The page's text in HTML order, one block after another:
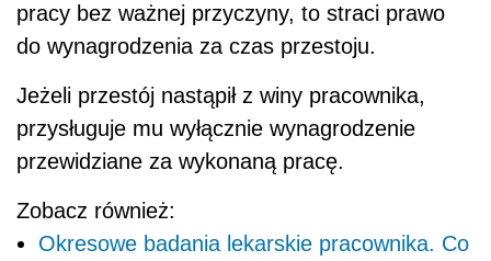
pracy bez ważnej przyczyny, to straci prawo
do wynagrodzenia za czas przestoju.
Jeżeli przestój nastąpił z winy pracownika,
przysługuje mu wyłącznie wynagrodzenie
przewidziane za wykonaną pracę.
Zobacz również:
Okresowe badania lekarskie pracownika. Co